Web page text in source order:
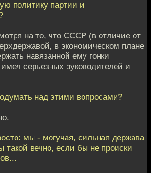
политику партии и
на то, что СССР (в отличие от
в экономическом плане
навязанной ему гонки
серьезных руководителей и
над этими вопросами?
мы - могучая, сильная держава
такой вечно, если бы не происки